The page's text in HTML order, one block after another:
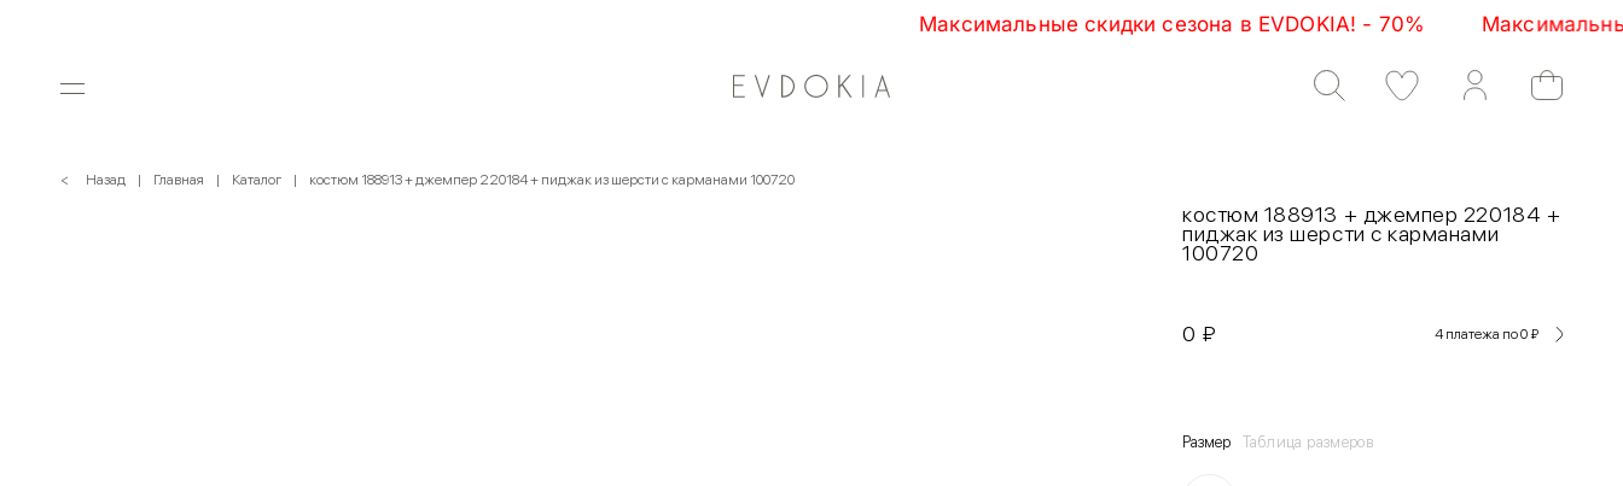
Максимальные скидки сезона в EVDOKIA! - 70%         Максимальные
< Назад Главная Каталог костюм 188913 + джемпер 220184 + пиджак из шерсти с карманами 100720
костюм 188913 + джемпер 220184 +
пиджак из шерсти с карманами
100720
0 ₽ 4 платежа по 0 ₽
Размер Таблица размеров